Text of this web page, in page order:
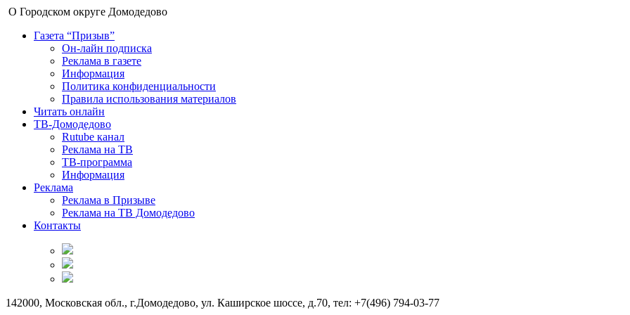
О Городском округе Домодедово
Газета “Призыв”
Он-лайн подписка
Реклама в газете
Информация
Политика конфиденциальности
Правила использования материалов
Читать онлайн
ТВ-Домодедово
Rutube канал
Реклама на ТВ
ТВ-программа
Информация
Реклама
Реклама в Призыве
Реклама на ТВ Домодедово
Контакты
142000, Московская обл., г.Домодедово, ул. Каширское шоссе, д.70, тел: +7(496) 794-03-77